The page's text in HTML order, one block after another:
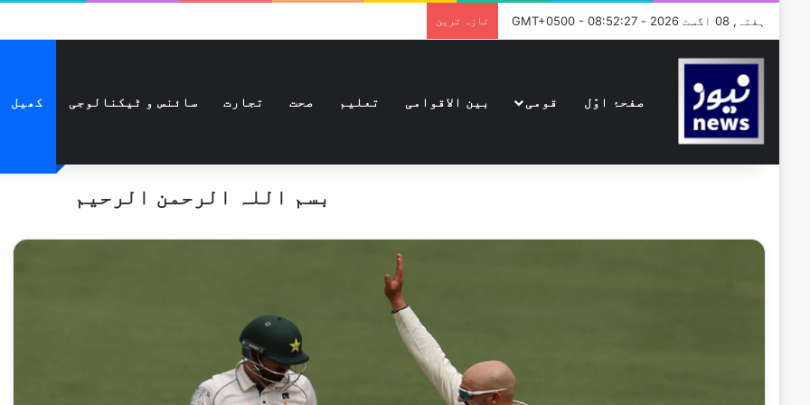
ہفتہ, 08 اگست 2026 - GMT+0500 - 08:52:27 تازہ ترین
صفحۂ اوّل قومی بین الاقوامی تعلیم صحت تجارت سائنس و ٹیکنالوجی کھیل
بسم اللہ الرحمن الرحیم